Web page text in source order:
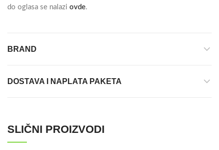
do oglasa se nalazi ovde.
BRAND
DOSTAVA I NAPLATA PAKETA
SLIČNI PROIZVODI